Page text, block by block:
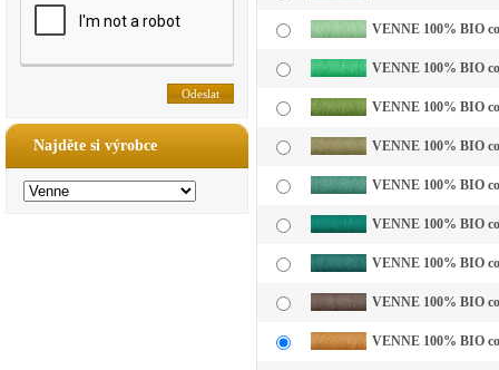
Najděte si výrobce
VENNE 100% BIO
VENNE 100% BIO
VENNE 100% BIO
VENNE 100% BIO
VENNE 100% BIO
VENNE 100% BIO
VENNE 100% BIO
VENNE 100% BIO
VENNE 100% BIO